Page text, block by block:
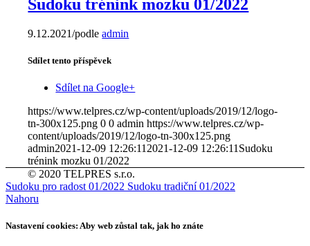
Sudoku trénink mozku 01/2022
9.12.2021/podleadmin
Sdílet tento příspěvek
Sdílet na Google+
https://www.telpres.cz/wp-content/uploads/2019/12/logo-
tn-300x125.png 0 0 admin https://www.telpres.cz/wp-
content/uploads/2019/12/logo-tn-300x125.png
admin2021-12-09 12:26:11 2021-12-09 12:26:11 Sudoku
trénink mozku 01/2022
© 2020 TELPRES s.r.o.
Sudoku pro radost 01/2022 Sudoku tradiční 01/2022
Nahoru
Nastavení cookies: Aby web zůstal tak, jak ho znáte